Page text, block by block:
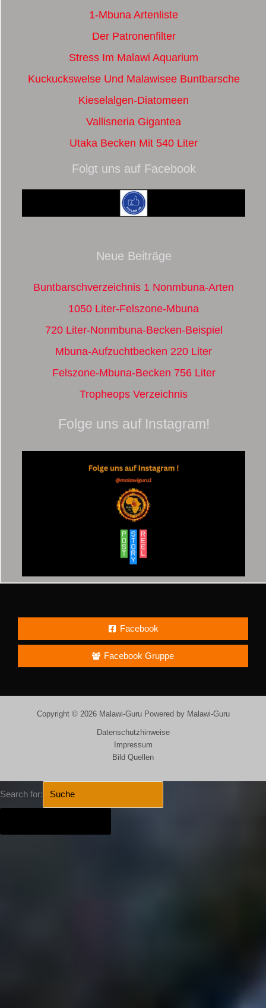
1-Mbuna Artenliste
Der Patronenfilter
Stress Im Malawi Aquarium
Kuckuckswelse Und Malawisee Buntbarsche
Kieselalgen-Diatomeen
Vallisneria Gigantea
Utaka Becken Mit 540 Liter
Folgt uns auf Facebook
Neue Beiträge
Buntbarschverzeichnis 1 Nonmbuna-Arten
1050 Liter-Felszone-Mbuna
720 Liter-Nonmbuna-Becken-Beispiel
Mbuna-Aufzuchtbecken 220 Liter
Felszone-Mbuna-Becken 756 Liter
Tropheops Verzeichnis
Folge uns auf Instagram!
Facebook
Facebook Gruppe
Copyright © 2026 Malawi-Guru Powered by Malawi-Guru
Datenschutzhinweise
Impressum
Bild Quellen
Search for: